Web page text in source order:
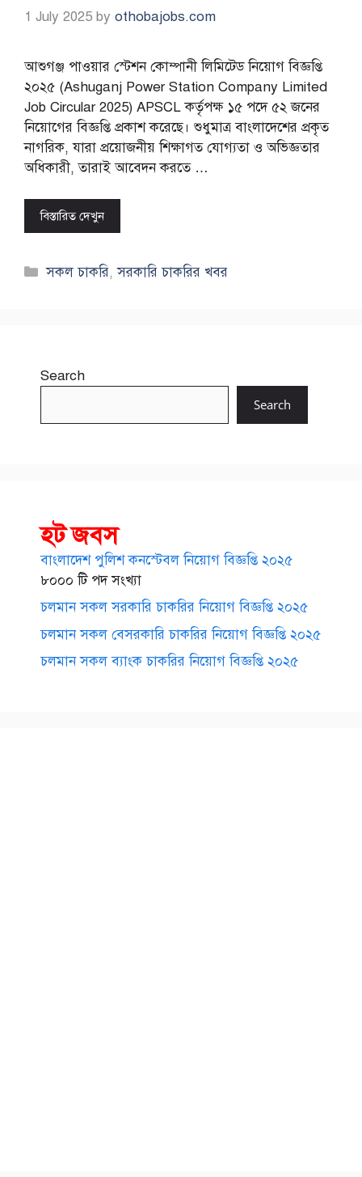
1 July 2025 by othobajobs.com
আশুগঞ্জ পাওয়ার স্টেশন কোম্পানী লিমিটেড নিয়োগ বিজ্ঞপ্তি
২০২৫ (Ashuganj Power Station Company Limited
Job Circular 2025) APSCL কর্তৃপক্ষ ১৫ পদে ৫২ জনের
নিয়োগের বিজ্ঞপ্তি প্রকাশ করেছে। শুধুমাত্র বাংলাদেশের প্রকৃত
নাগরিক, যারা প্রয়োজনীয় শিক্ষাগত যোগ্যতা ও অভিজ্ঞতার
অধিকারী, তারাই আবেদন করতে …
বিস্তারিত দেখুন
Categories
সকল চাকরি,সরকারি চাকরির খবর
Search
Search
হট জবস
বাংলাদেশ পুলিশ কনস্টেবল নিয়োগ বিজ্ঞপ্তি ২০২৫
৮০০০ টি পদ সংখ্যা
চলমান সকল সরকারি চাকরির নিয়োগ বিজ্ঞপ্তি ২০২৫
চলমান সকল বেসরকারি চাকরির নিয়োগ বিজ্ঞপ্তি ২০২৫
চলমান সকল ব্যাংক চাকরির নিয়োগ বিজ্ঞপ্তি ২০২৫